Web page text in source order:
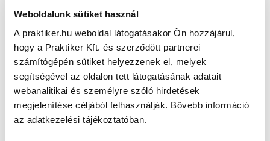
Weboldalunk sütiket használ
A praktiker.hu weboldal látogatásakor Ön hozzájárul,
hogy a Praktiker Kft. és szerződött partnerei
számítógépén sütiket helyezzenek el, melyek
segítségével az oldalon tett látogatásának adatait
webanalitikai és személyre szóló hirdetések
megjelenítése céljából felhasználják. Bővebb információ
az adatkezelési tájékoztatóban.
Oldal újratöltése